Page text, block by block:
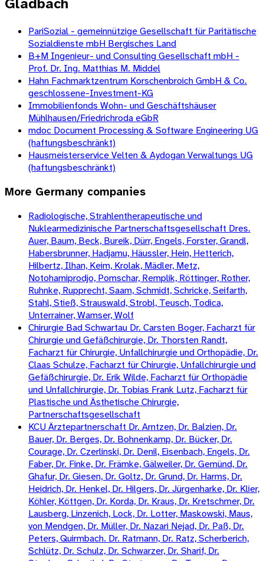
PariSozial - gemeinnützige Gesellschaft für Paritätische
Sozialdienste mbH Bergisches Land
B+M Ingenieur- und Consulting Gesellschaft mbH -
Prof. Dr. Ing. Matthias M. Middel
Hahn Fachmarktzentrum Korschenbroich GmbH & Co.
geschlossene-Investment-KG
Immobilienfonds Wohn- und Geschäftshäuser
Mühlhausen/Friedrichroda eGbR
mdoc Document Processing & Software Engineering UG
(haftungsbeschränkt)
Hausmeisterservice Velten & Aydogan Verwaltungs UG
(haftungsbeschränkt)
More Germany companies
Radiologische, Strahlentherapeutische und
Nuklearmedizinische Partnerschaftsgesellschaft Dres.
Auer, Baum, Beck, Bureik, Dürr, Engels, Forster, Grandl,
Habersbrunner, Hadjamu, Häussler, Hein, Hetterich,
Hilbertz, Ilhan, Keim, Krolak, Mädler, Metz,
Notohamiprodjo, Pomschar, Remplik, Röttinger, Rother,
Ruhnke, Rupprecht, Saam, Schmidt, Schricke, Seifarth,
Stahl, Stieß, Strauswald, Strobl, Teusch, Todica,
Unterrainer, Wamser, Wolf
Chirurgie Bad Schwartau Dr. Carsten Boger, Facharzt für
Chirurgie und Gefäßchirurgie, Dr. Thorsten Randt,
Facharzt für Chirurgie, Unfallchirurgie und Orthopädie, Dr.
Claas Schulze, Facharzt für Chirurgie, Unfallchirurgie und
Gefäßchirurgie, Dr. Erik Wilde, Facharzt für Orthopädie
und Unfallchirurgie, Dr. Tobias Frank Lutz, Facharzt für
Plastische und Ästhetische Chirurgie,
Partnerschaftsgesellschaft
KCU Ärztepartnerschaft Dr. Arntzen, Dr. Balzien, Dr.
Bauer, Dr. Berges, Dr. Bohnenkamp, Dr. Bücker, Dr.
Courage, Dr. Czerlinski, Dr. Denil, Eisenbach, Engels, Dr.
Faber, Dr. Finke, Dr. Främke, Gälweiler, Dr. Gemünd, Dr.
Ghafur, Dr. Giesen, Dr. Goltz, Dr. Grund, Dr. Harms, Dr.
Heidrich, Dr. Henkel, Dr. Hilgers, Dr. Jürgenharke, Dr. Klier,
Köhler, Köttgen, Dr. Korda, Dr. Kraus, Dr. Kretschmer, Dr.
Lausberg, Linzenich, Lock, Dr. Lotter, Maskowski, Maus,
von Mendgen, Dr. Müller, Dr. Nazari Nejad, Dr. Paß, Dr.
Peters, Quirmbach. Dr. Ratmann, Dr. Ratz, Scherberich,
Schlütz, Dr. Schulz, Dr. Schwarzer, Dr. Sharif, Dr.